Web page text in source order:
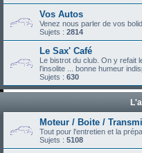
Vos Autos
Venez nous parler de vos
Sujets : 2814
Le Sax' Café
Le bistrot du club. On y refait
l'insolite ... bonne humeur
Sujets : 630
Moteur / Boite /
Tout pour l'entretien et la
Sujets : 5108